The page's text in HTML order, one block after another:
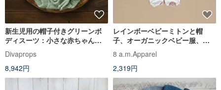
新生児用の帽子付きグリーンボ
ディスーツ：小さな赤ちゃんに
ぴったりの服
Divaprops
8,942円
レインボーベビーミトンと帽
子、オーガニックベビー服、新
生児ミトンと帽子
8 a.m.Apparel
2,319円